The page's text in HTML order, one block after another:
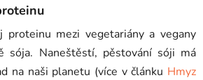
proteinu mezi vegetariány a vegany
sója. Naneštěstí, pěstování sóji má
na naši planetu (více v článku Hmyz